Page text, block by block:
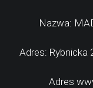
Nazwa:
Adres: Rybnicka
Adres